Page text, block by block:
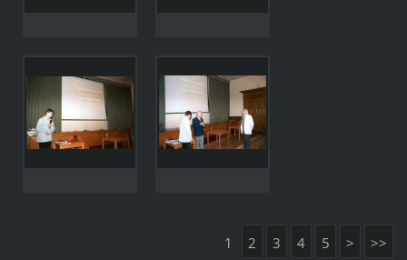
1 2 3 4 5 > >>